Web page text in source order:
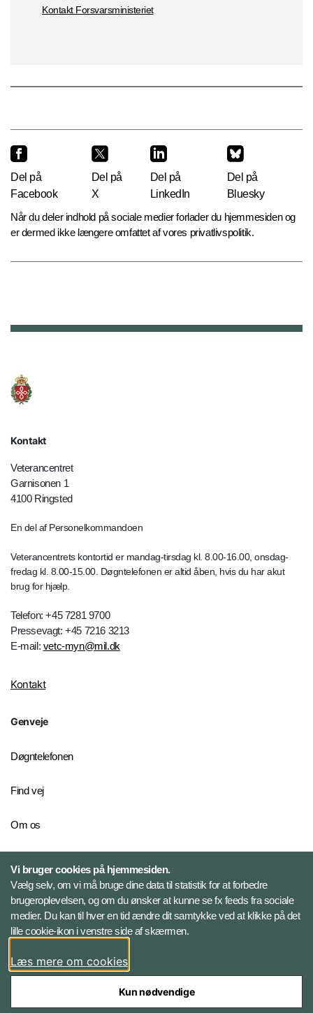
Kontakt Forsvarsministeriet
Del på
Facebook
Del på
X
Del på
LinkedIn
Del på
Bluesky
Når du deler indhold på sociale medier forlader du hjemmesiden og
er dermed ikke længere omfattet af vores privatlivspolitik.
Kontakt
Veterancentret
Garnisonen 1
4100 Ringsted
En del af Personelkommandoen
Veterancentrets kontortid er mandag-tirsdag kl. 8.00-16.00, onsdag-
fredag kl. 8.00-15.00. Døgntelefonen er altid åben, hvis du har akut
brug for hjælp.
Telefon: +45 7281 9700
Pressevagt: +45 7216 3213
E-mail: vetc-myn@mil.dk
Kontakt
Genveje
Døgntelefonen
Find vej
Om os
Følg Veterancentret
Facebook
Vi bruger cookies på hjemmesiden.
Vælg selv, om vi må bruge dine data til statistik for at forbedre
brugeroplevelsen, og om du ønsker at kunne se fx feeds fra sociale
medier. Du kan til hver en tid ændre dit samtykke ved at klikke på det
lille cookie-ikon i venstre side af skærmen.
Læs mere om cookies
Kun nødvendige